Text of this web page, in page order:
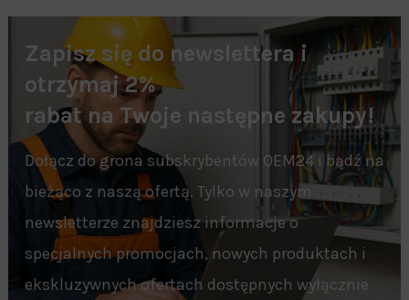
Zapisz się do newslettera i
otrzymaj 2%
rabat na Twoje następne zakupy!
Dołącz do grona subskrybentów OEM24 i bądź na
bieżąco z naszą ofertą. Tylko w naszym
newsletterze znajdziesz informacje o
specjalnych promocjach, nowych produktach i
ekskluzywnych ofertach dostępnych wyłącznie